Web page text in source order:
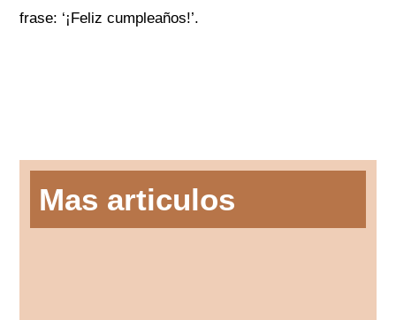
frase: ‘¡Feliz cumpleaños!’.
Mas articulos